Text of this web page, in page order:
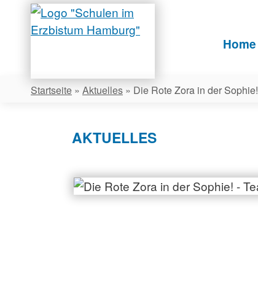
Home
Startseite » Aktuelles » Die Rote Zora in der Sophie!
AKTUELLES